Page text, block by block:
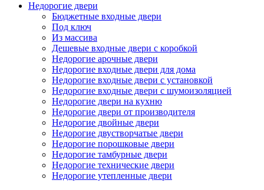
Недорогие двери
Бюджетные входные двери
Под ключ
Из массива
Дешевые входные двери с коробкой
Недорогие арочные двери
Недорогие входные двери для дома
Недорогие входные двери с установкой
Недорогие входные двери с шумоизоляцией
Недорогие двери на кухню
Недорогие двери от производителя
Недорогие двойные двери
Недорогие двустворчатые двери
Недорогие порошковые двери
Недорогие тамбурные двери
Недорогие технические двери
Недорогие утепленные двери